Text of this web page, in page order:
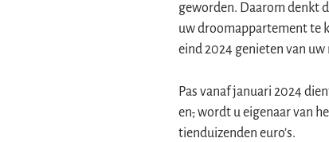
geworden. Daarom denkt
uw droomappartement te
eind 2024 genieten van
Pas vanaf januari 2024
en,wordt u eigenaar van
tienduizenden euro’s.